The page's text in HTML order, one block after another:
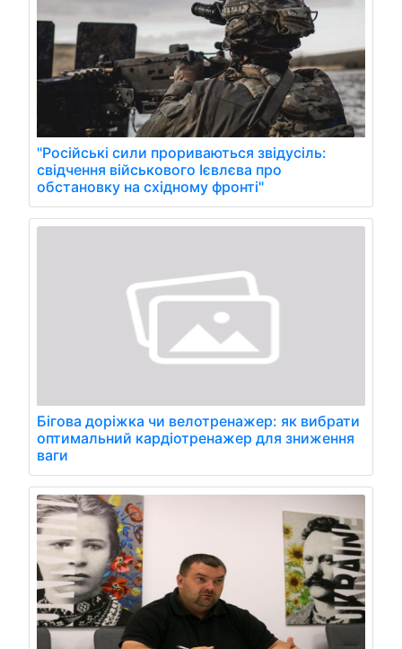
"Російські сили прориваються звідусіль:
свідчення військового Ієвлєва про
обстановку на східному фронті"
Бігова доріжка чи велотренажер: як вибрати
оптимальний кардіотренажер для зниження
ваги